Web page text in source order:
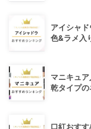
アイシャ
色&ラメ入
マニキュ
乾タイプの
口紅おす